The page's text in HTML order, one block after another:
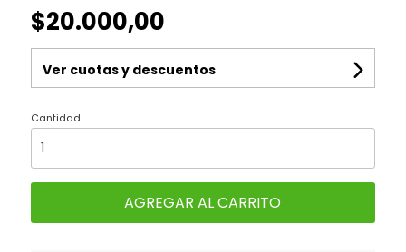
$20.000,00
Ver cuotas y descuentos
Cantidad
AGREGAR AL CARRITO